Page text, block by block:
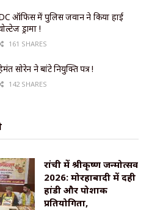
ऑफिस में पुलिस जवान ने किया हाई
ड्रामा !
161 SHARES
सोरेन ने बांटे नियुक्ति पत्र !
142 SHARES
रांची में श्रीकृष्ण जन्मोत्सव
2026: मोरहाबादी में दही
हांडी और पोशाक
प्रतियोगिता,